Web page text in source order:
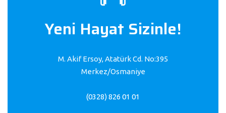
Yeni Hayat Sizinle!
M. Akif Ersoy, Atatürk Cd. No:395
Merkez/Osmaniye
(0328) 826 01 01